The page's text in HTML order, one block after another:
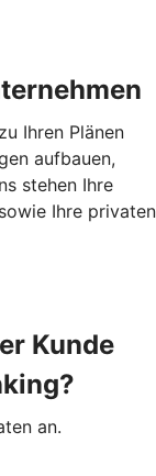
Ihren Plänen
aufbauen,
stehen Ihre
Ihre privaten
Kunde
an.